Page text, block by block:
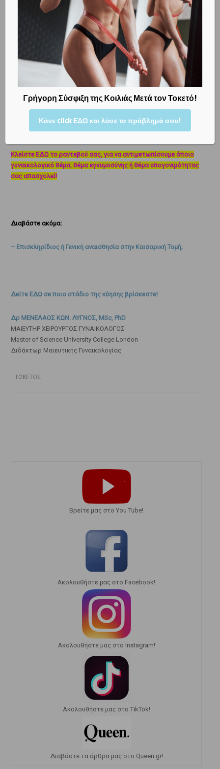
• Με ιδιαίτερες προφυλάξεις γίνεται η χορήγηση
επισκληρίδιου αναισθησίας στον τοκετό σε γυναίκες, οι οποίες
λαμβάνουν κατά τη διάρκεια της εγκυμοσύνηςαντιπηκτική
• Κατά τη διάρκεια της καισαρικής τομής υπό επισκληρίδιο
αναισθησία η γυναίκα διατηρεί τις αισθήσεις της. Έχει
καταγραφεί ένα μικρό ποσοστό γυναικών, οι οποίες βίωσαν την
καισαρική τομή «πιο έντονα» καιεπιβαρύνθηκε η ψυχολογία
Οι γυναίκες αυτές είναι πιθανό σε ενδεχόμενη επόμενη
καισαρική να ζητήσουν να υποβληθούν σε γενική αναισθησία.
Κλείστε ΕΔΩ το ραντεβού σας, για να αντιμετωπίσουμε όποιο
γυναικολογικό θέμα, θέμα εγκυμοσύνης ή θέμα υπογονιμότητας
σας απασχολεί!
Διαβάστε ακόμα:
– Επισκληρίδιος ή Γενική αναισθησία στην Καισαρική Τομή;
Δείτε ΕΔΩ σε ποιο στάδιο της κύησης βρίσκεστε!
Δρ ΜΕΝΕΛΑΟΣ ΚΩΝ. ΛΥΓΝΟΣ, MSc, PhD
ΜΑΙΕΥΤΗΡ ΧΕΙΡΟΥΡΓΟΣ ΓΥΝΑΙΚΟΛΟΓΟΣ
Master of Science University College London
Διδάκτωρ Μαιευτικής Γυναικολογίας
ΤΟΚΕΤΟΣ
Bρείτε μας στο You Tube!
Ακολουθήστε μας στο Facebook!
Ακολουθήστε μας στο Instagram!
Ακολουθήστε μας στο TikTok!
Διαβάστε τα άρθρα μας στο Queen.gr!
Γρήγορη Σύσφιξη της Κοιλιάς Μετά τον Τοκετό!
Κάνε click ΕΔΩ και λύσε το πρόβλημά σου!